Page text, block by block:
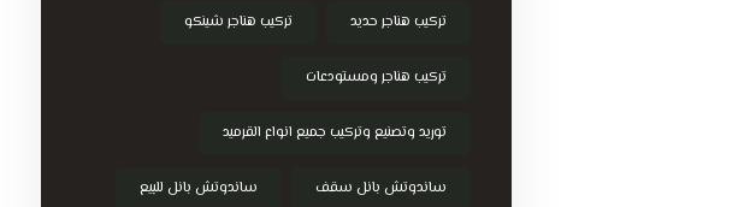
تركيب هناجر حديد تركيب هناجر شينكو
تركيب هناجر ومستودعات
توريد وتصنيع وتركيب جميع انواع القرميد
ساندوتش بانل سقف ساندوتش بانل للبيع